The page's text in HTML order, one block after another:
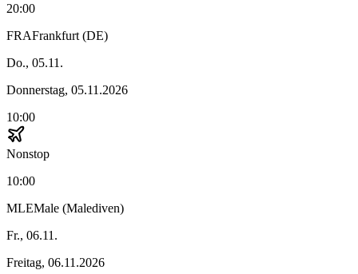
20:00
FRAFrankfurt (DE)
Do., 05.11.
Donnerstag, 05.11.2026
10:00
Nonstop
10:00
MLEMale (Malediven)
Fr., 06.11.
Freitag, 06.11.2026